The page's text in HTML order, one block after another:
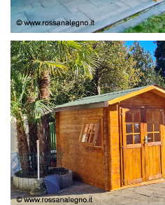
COPERTURA
CASETTA E COPERTURA AUTO